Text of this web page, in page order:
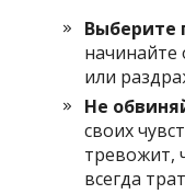
Выберите
начинайте
или
Не
своих
тревожит,
всегда